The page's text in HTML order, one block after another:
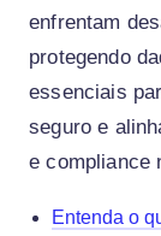
enfrentam
protegendo
essenciais
seguro e
e compliance
Entenda o